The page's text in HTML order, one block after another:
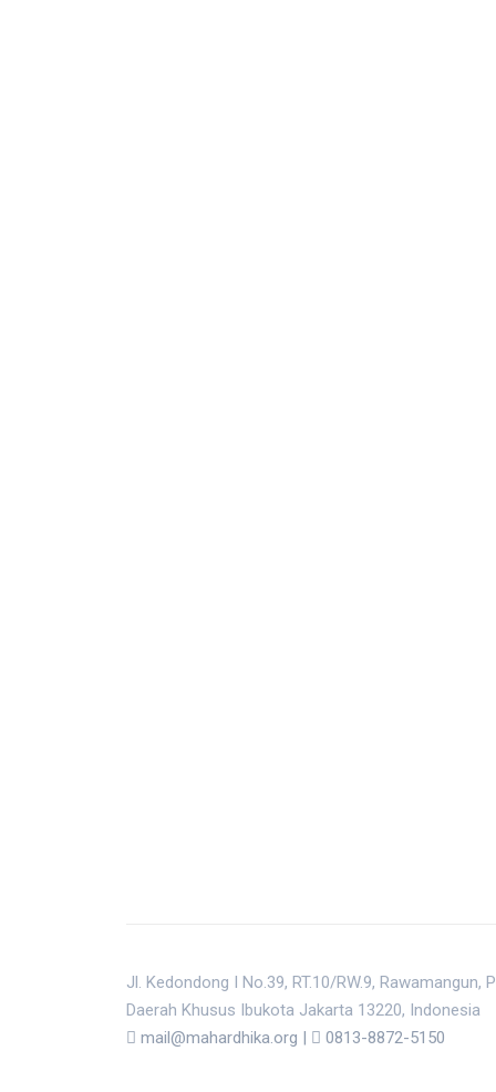
Jl. Kedondong I No.39, RT.10/RW.9, Rawamangun,
Daerah Khusus Ibukota Jakarta 13220, Indonesia
mail@mahardhika.org | 0813-8872-5150